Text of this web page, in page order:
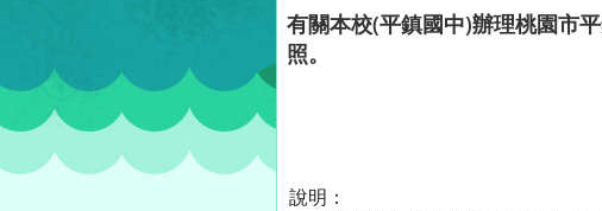
有關本校(平鎮國中)辦理桃園市
照。
說明：